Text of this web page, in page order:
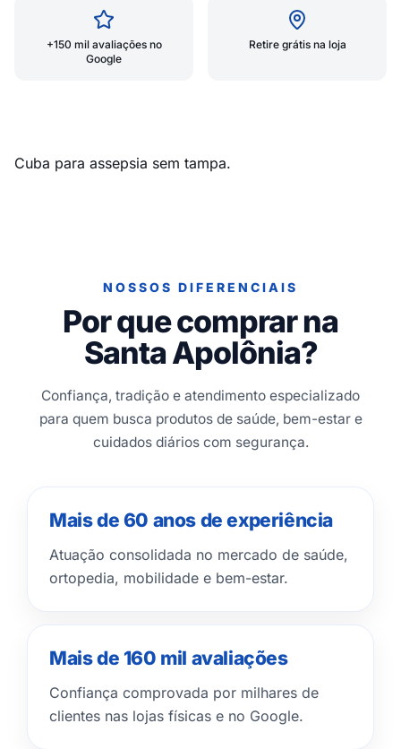
+150 mil avaliações no
Google
Retire grátis na loja
Cuba para assepsia sem tampa.
NOSSOS DIFERENCIAIS
Por que comprar na
Santa Apolônia?
Confiança, tradição e atendimento especializado
para quem busca produtos de saúde, bem-estar e
cuidados diários com segurança.
Mais de 60 anos de experiência
Atuação consolidada no mercado de saúde,
ortopedia, mobilidade e bem-estar.
Mais de 160 mil avaliações
Confiança comprovada por milhares de
clientes nas lojas físicas e no Google.